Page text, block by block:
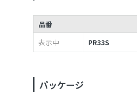
品番
表示中
PR33S
パッケージ